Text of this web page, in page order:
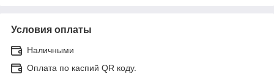
Условия оплаты
Наличными
Оплата по каспий QR коду.